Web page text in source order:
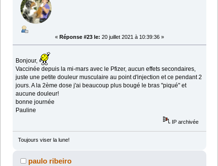
« Réponse #23 le: 20 juillet 2021 à 10:39:36 »
Bonjour,
Vaccinée depuis la mi-mars avec le Pfizer, aucun effets secondaires,
juste une petite douleur musculaire au point d'injection et ce pendant 2
jours. A la 2ème dose j'ai beaucoup plus bougé le bras "piqué" et
aucune douleur!
bonne journée
Pauline
IP archivée
Toujours viser la lune!
paulo ribeiro